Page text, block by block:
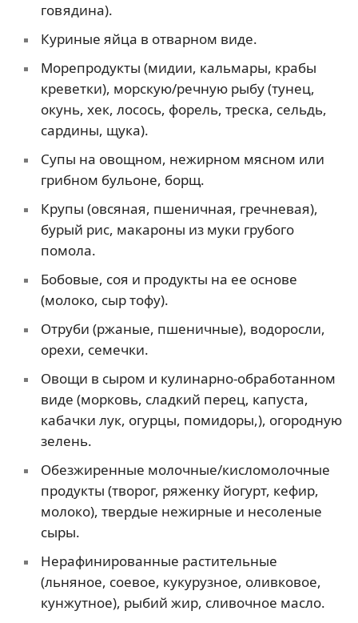
говядина).
Куриные яйца в отварном виде.
Морепродукты (мидии, кальмары, крабы
креветки), морскую/речную рыбу (тунец,
окунь, хек, лосось, форель, треска, сельдь,
сардины, щука).
Супы на овощном, нежирном мясном или
грибном бульоне, борщ.
Крупы (овсяная, пшеничная, гречневая),
бурый рис, макароны из муки грубого
помола.
Бобовые, соя и продукты на ее основе
(молоко, сыр тофу).
Отруби (ржаные, пшеничные), водоросли,
орехи, семечки.
Овощи в сыром и кулинарно-обработанном
виде (морковь, сладкий перец, капуста,
кабачки лук, огурцы, помидоры,), огородную
зелень.
Обезжиренные молочные/кисломолочные
продукты (творог, ряженку йогурт, кефир,
молоко), твердые нежирные и несоленые
сыры.
Нерафинированные растительные
(льняное, соевое, кукурузное, оливковое,
кунжутное), рыбий жир, сливочное масло.